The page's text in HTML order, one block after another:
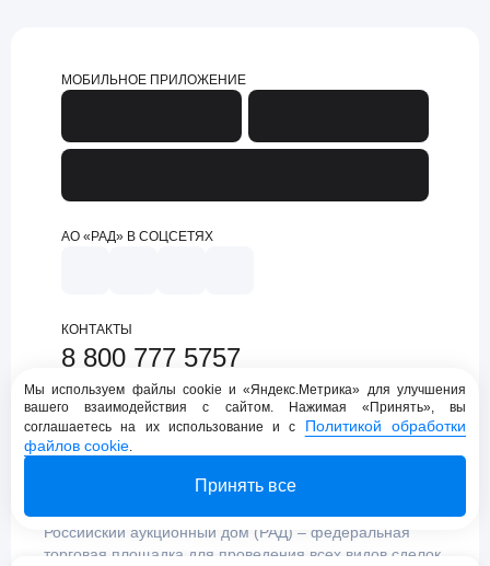
МОБИЛЬНОЕ ПРИЛОЖЕНИЕ
АО «РАД» В СОЦСЕТЯХ
КОНТАКТЫ
8 800 777 5757
support@lot-online.ru
Техническая поддержка
Российский аукционный дом (РАД) – федеральная
торговая площадка для проведения всех видов сделок
Мы используем файлы cookie и «Яндекс.Метрика» для улучшения
вашего взаимодействия с сайтом. Нажимая «Принять», вы
соглашаетесь на их использование и с Политикой обработки
файлов cookie.
Принять все